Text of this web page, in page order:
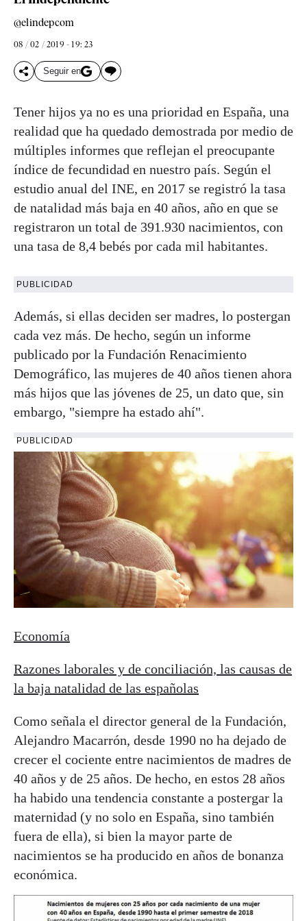
@elindepcom
08 / 02 / 2019 - 19: 23
Seguir en
Tener hijos ya no es una prioridad en España, una
realidad que ha quedado demostrada por medio de
múltiples informes que reflejan el preocupante
índice de fecundidad en nuestro país. Según el
estudio anual del INE, en 2017 se registró la tasa
de natalidad más baja en 40 años, año en que se
registraron un total de 391.930 nacimientos, con
una tasa de 8,4 bebés por cada mil habitantes.
PUBLICIDAD
Además, si ellas deciden ser madres, lo postergan
cada vez más. De hecho, según un informe
publicado por la Fundación Renacimiento
Demográfico, las mujeres de 40 años tienen ahora
más hijos que las jóvenes de 25, un dato que, sin
embargo, "siempre ha estado ahí".
PUBLICIDAD
Economía
Razones laborales y de conciliación, las causas de
la baja natalidad de las españolas
Como señala el director general de la Fundación,
Alejandro Macarrón, desde 1990 no ha dejado de
crecer el cociente entre nacimientos de madres de
40 años y de 25 años. De hecho, en estos 28 años
ha habido una tendencia constante a postergar la
maternidad (y no solo en España, sino también
fuera de ella), si bien la mayor parte de
nacimientos se ha producido en años de bonanza
económica.